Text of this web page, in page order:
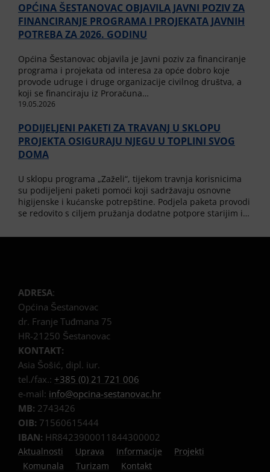
OPĆINA ŠESTANOVAC OBJAVILA JAVNI POZIV ZA
FINANCIRANJE PROGRAMA I PROJEKATA JAVNIH
POTREBA ZA 2026. GODINU
Općina Šestanovac objavila je Javni poziv za financiranje
programa i projekata od interesa za opće dobro koje
provode udruge i druge organizacije civilnog društva, a
koji se financiraju iz Proračuna…
19.05.2026
PODIJELJENI PAKETI ZA TRAVANJ U SKLOPU
PROJEKTA OSIGURAJU NJEGU U TOPLINI SVOG
DOMA
U sklopu programa „Zaželi“, tijekom travnja korisnicima
su podijeljeni paketi pomoći koji sadržavaju osnovne
higijenske i kućanske potrepštine. Podjela paketa provodi
se redovito s ciljem pružanja dodatne potpore starijim i…
ADRESA:
Općina Šestanovac
dr. Franje Tuđmana 75
HR-21250 Šestanovac
KONTAKT:
Asia Šošić, dipl. iur.
tel./fax.: +385 (0) 21 721 006
e-mail: info@opcina-sestanovac.hr
MB: 2743426
OIB: 71560615444
IBAN: HR8423900011844300002
Aktualnosti Uprava Informacije
Projekti
Komunala
Turizam Kontakt